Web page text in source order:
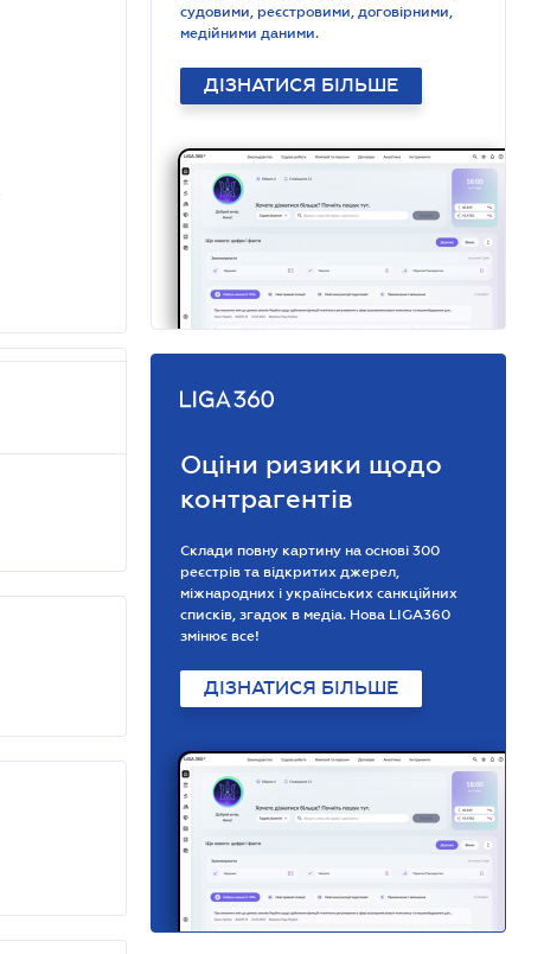
судовими, реєстровими, договірними,
медійними даними.
ДІЗНАТИСЯ БІЛЬШЕ
Оціни ризики щодо
контрагентів
Склади повну картину на основі 300
реєстрів та відкритих джерел,
міжнародних і українських санкційних
списків, згадок в медіа. Нова LIGA360
змінює все!
ДІЗНАТИСЯ БІЛЬШЕ